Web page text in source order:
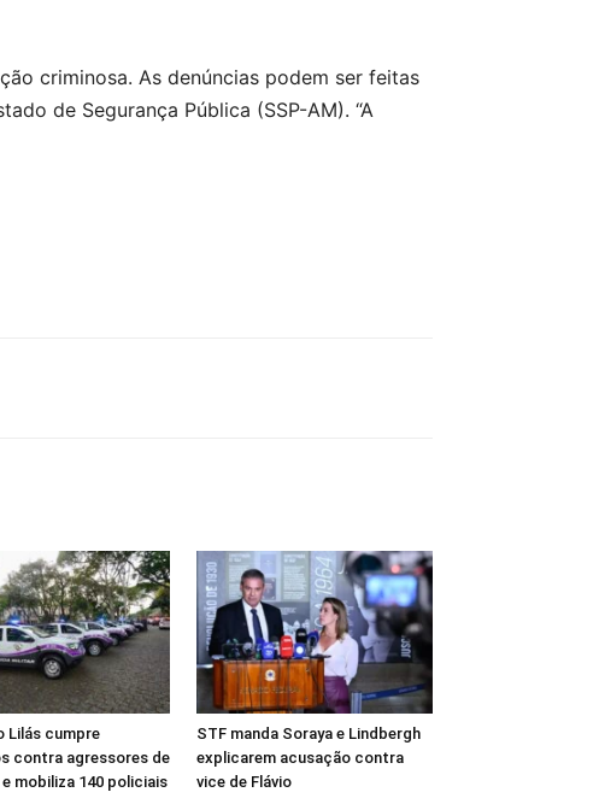
criminosa. As denúncias podem ser feitas
de Segurança Pública (SSP-AM). “A
Lilás cumpre
contra agressores de
e mobiliza 140 policiais
STF manda Soraya e Lindbergh
explicarem acusação contra
vice de Flávio